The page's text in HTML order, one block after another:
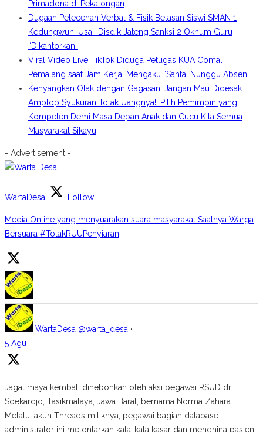
Primadona di Pekalongan
Dugaan Pelecehan Verbal & Fisik Belasan Siswi SMAN 1
Kedungwuni Usai: Disdik Jateng Sanksi 2 Oknum Guru
“Dikantorkan”
Viral Video Live TikTok Diduga Petugas KUA Comal
Pemalang saat Jam Kerja, Mengaku “Santai Nunggu Absen”
Kenyangkan Otak dengan Gagasan, Jangan Mau Didesak
Amplop Syukuran Tolak Uangnya!! Pilih Pemimpin yang
Kompeten Demi Masa Depan Anak dan Cucu Kita Semua
Masyarakat Sikayu
- Advertisement -
WartaDesa Follow
Media Online yang menyuarakan suara masyarakat Saatnya Warga
Bersuara #TolakRUUPenyiaran
WartaDesa @warta_desa ·
5 Agu
Jagat maya kembali dihebohkan oleh aksi pegawai RSUD dr.
Soekardjo, Tasikmalaya, Jawa Barat, bernama Norma Zahara.
Melalui akun Threads miliknya, pegawai bagian database
administrator ini melontarkan kata-kata kasar dan menghina pasien